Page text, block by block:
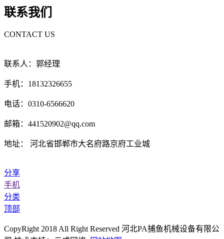
联系我们
CONTACT US
联系人：郭经理
手机：18132326655
电话：0310-6566620
邮箱：441520902@qq.com
地址： 河北省邯郸市大名府路京府工业城
分享
手机
分类
顶部
CopyRight 2018 All Right Reserved 河北PA捕鱼机械设备有限公